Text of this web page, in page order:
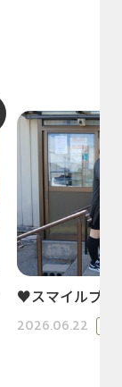
♥スマイルプ
2026.06.22